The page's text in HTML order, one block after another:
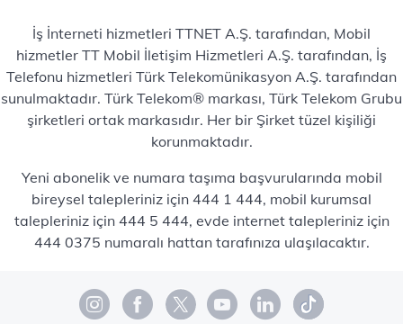
İş İnterneti hizmetleri TTNET A.Ş. tarafından, Mobil
hizmetler TT Mobil İletişim Hizmetleri A.Ş. tarafından, İş
Telefonu hizmetleri Türk Telekomünikasyon A.Ş. tarafından
sunulmaktadır. Türk Telekom® markası, Türk Telekom Grubu
şirketleri ortak markasıdır. Her bir Şirket tüzel kişiliği
korunmaktadır.
Yeni abonelik ve numara taşıma başvurularında mobil
bireysel talepleriniz için 444 1 444, mobil kurumsal
talepleriniz için 444 5 444, evde internet talepleriniz için
444 0375 numaralı hattan tarafınıza ulaşılacaktır.